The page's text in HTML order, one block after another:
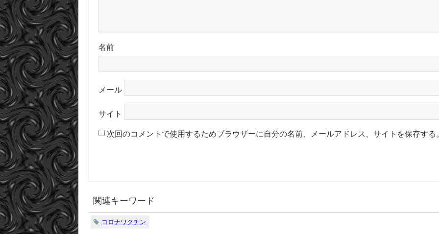
名前
メール
サイト
次回のコメントで使用するためブラウザーに自分の名前、メールアドレス、サイトを保存する
関連キーワード
コロナワクチン